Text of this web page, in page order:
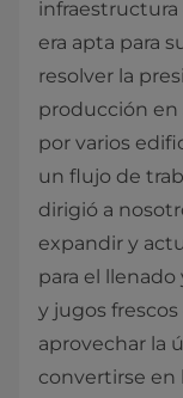
infraestructura
era apta para
resolver la
producción en
por varios
un flujo de
dirigió a
expandir y
para el
y jugos frescos
aprovechar la
convertirse en